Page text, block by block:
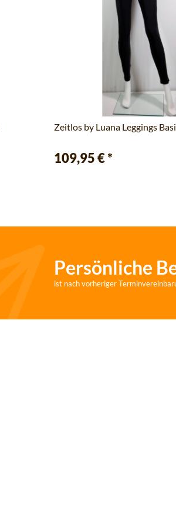
Zeitlos by Luana Leggings
109,95 €*
Persönliche
ist nach vorheriger